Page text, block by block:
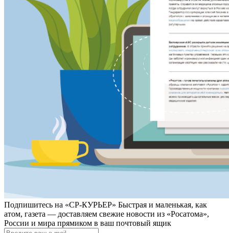
Подпишитесь на «СР-КУРЬЕР» Быстрая и маленькая, как
атом, газета — доставляем свежие новости из «Росатома»,
России и мира прямиком в ваш почтовый ящик